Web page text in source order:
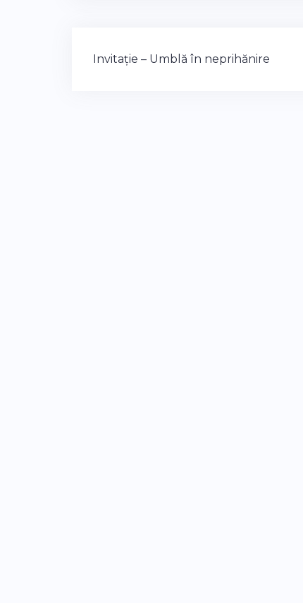
Post
Invitație – Umblă în neprihănire